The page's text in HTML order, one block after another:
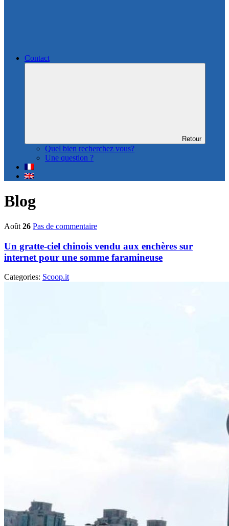
Contact
Retour
Quel bien recherchez vous?
Une question ?
Blog
Août 26 Pas de commentaire
Un gratte-ciel chinois vendu aux enchères sur
internet pour une somme faramineuse
Categories: Scoop.it